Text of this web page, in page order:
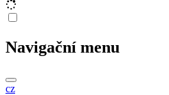
Navigační menu
cz